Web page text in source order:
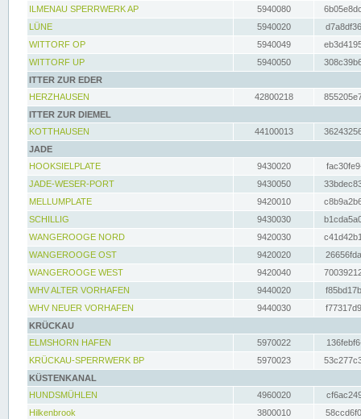
ILMENAU SPERRWERK AP
5940080
LÜNE
5940020
WITTORF OP
5940049
WITTORF UP
5940050
ITTER ZUR EDER
HERZHAUSEN
42800218
ITTER ZUR DIEMEL
KOTTHAUSEN
44100013
JADE
HOOKSIELPLATE
9430020
JADE-WESER-PORT
9430050
MELLUMPLATE
9420010
SCHILLIG
9430030
WANGEROOGE NORD
9420030
WANGEROOGE OST
9420020
WANGEROOGE WEST
9420040
WHV ALTER VORHAFEN
9440020
WHV NEUER VORHAFEN
9440030
KRÜCKAU
ELMSHORN HAFEN
5970022
KRÜCKAU-SPERRWERK BP
5970023
KÜSTENKANAL
HUNDSMÜHLEN
4960020
Hilkenbrook
3800010